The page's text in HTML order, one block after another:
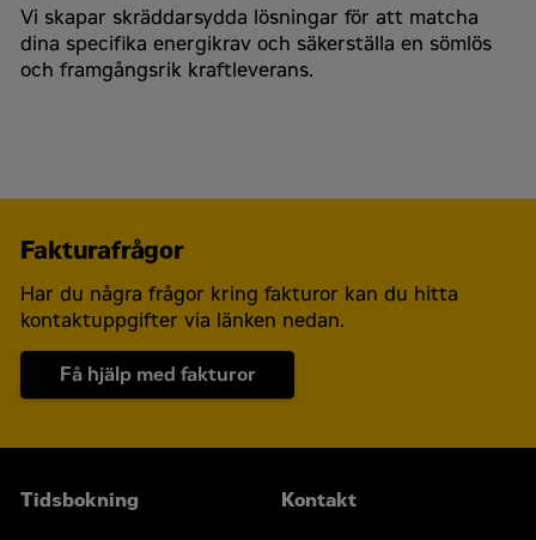
Ja, jag accepterar*
Godkänn
Kontakta mig
Vi skapar skräddarsydda lösningar för att matcha
dina specifika energikrav och säkerställa en sömlös
och framgångsrik kraftleverans.
Fakturafrågor
Har du några frågor kring fakturor kan du hitta
kontaktuppgifter via länken nedan.
Få hjälp med fakturor
Tidsbokning Kontakt